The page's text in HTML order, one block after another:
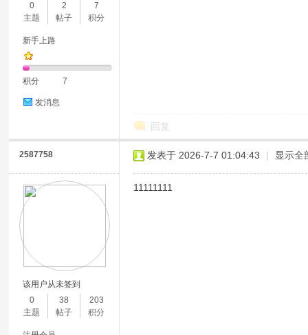
0
主题
2
帖子
7
积分
新手上路
积分 7
发消息
回复
2587758
该用户从未签到
0
主题
38
帖子
203
积分
发表于 2026-7-7 01:04:43 | 显示全
11111111